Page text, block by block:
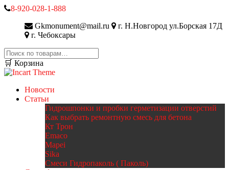
8-920-028-1-888
Gkmonument@mail.ru
г. Н.Новгород ул.Борская 17Д
г. Чебоксары
Искать:
🛒 Корзина
Новости
Статьи
Гидрошпонки и пробки герметизации отверстий
Как выбрать ремонтную смесь для бетона
Кт Трон
Emaco
Mapei
Sika
Смеси Гидропаколь ( Паколь)